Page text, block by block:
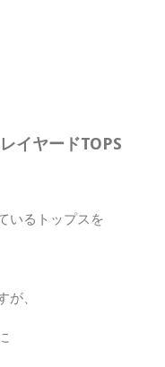
イヤードTOPS
いるトップスを
、